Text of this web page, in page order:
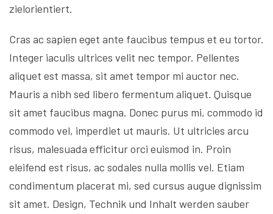
zielorientiert.
Cras ac sapien eget ante faucibus tempus et eu tortor.
Integer iaculis ultrices velit nec tempor. Pellentes
aliquet est massa, sit amet tempor mi auctor nec.
Mauris a nibh sed libero fermentum aliquet. Quisque
sit amet faucibus magna. Donec purus mi, commodo id
commodo vel, imperdiet ut mauris. Ut ultricies arcu
risus, malesuada efficitur orci euismod in. Proin
eleifend est risus, ac sodales nulla mollis vel. Etiam
condimentum placerat mi, sed cursus augue dignissim
sit amet. Design, Technik und Inhalt werden sauber